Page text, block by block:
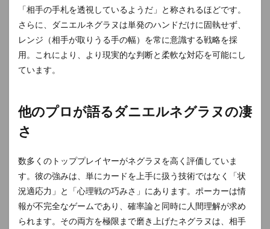
「相手の手札を透視しているようだ」と称されるほどです。
さらに、ダニエルネグラヌは単発のハンドだけに固執せず、
レンジ（相手が取りうる手の幅）を常に意識する戦略を採
用。これにより、より現実的な判断と柔軟な対応を可能にし
ています。
他のプロが語るダニエルネグラヌの凄
さ
数多くのトッププレイヤーがネグラヌを高く評価していま
す。彼の強みは、単にカードを上手に扱う技術ではなく「状
況適応力」と「心理戦の巧みさ」にあります。ポーカーは情
報が不完全なゲームであり、確率論と同時に人間理解が求め
られます。その両方を極限まで磨き上げたネグラヌは、相手